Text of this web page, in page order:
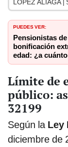
LÓPEZ ALIAGA |
PUEDES VER:
Pensionistas
bonificación
edad: ¿a
Límite de
público:
32199
Según la Ley
diciembre de